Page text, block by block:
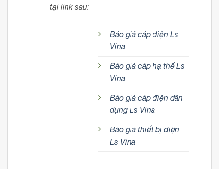
tại link sau:
Báo giá cáp điện Ls
Vina
Báo giá cáp hạ thế Ls
Vina
Báo giá cáp điện dân
dụng Ls Vina
Báo giá thiết bị điện
Ls Vina